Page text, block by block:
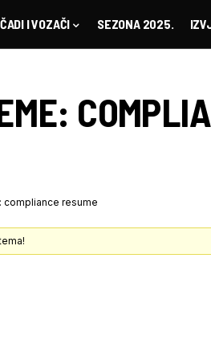
I VOZAČI SEZONA 2025.
compliance resume